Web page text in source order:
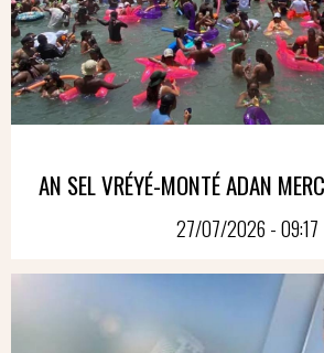
AN SEL VRÉYÉ-MONTÉ ADAN
27/07/2026 - 09:17